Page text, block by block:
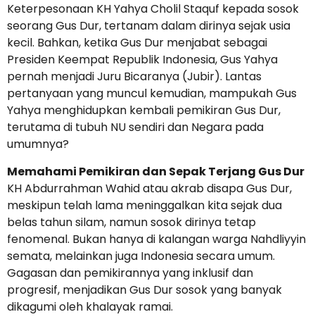
Keterpesonaan KH Yahya Cholil Staquf kepada sosok
seorang Gus Dur, tertanam dalam dirinya sejak usia
kecil. Bahkan, ketika Gus Dur menjabat sebagai
Presiden Keempat Republik Indonesia, Gus Yahya
pernah menjadi Juru Bicaranya (Jubir). Lantas
pertanyaan yang muncul kemudian, mampukah Gus
Yahya menghidupkan kembali pemikiran Gus Dur,
terutama di tubuh NU sendiri dan Negara pada
umumnya?
Memahami Pemikiran dan Sepak Terjang Gus Dur
KH Abdurrahman Wahid atau akrab disapa Gus Dur,
meskipun telah lama meninggalkan kita sejak dua
belas tahun silam, namun sosok dirinya tetap
fenomenal. Bukan hanya di kalangan warga Nahdliyyin
semata, melainkan juga Indonesia secara umum.
Gagasan dan pemikirannya yang inklusif dan
progresif, menjadikan Gus Dur sosok yang banyak
dikagumi oleh khalayak ramai.